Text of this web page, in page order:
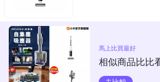
馬上比買最好
相似商品比比